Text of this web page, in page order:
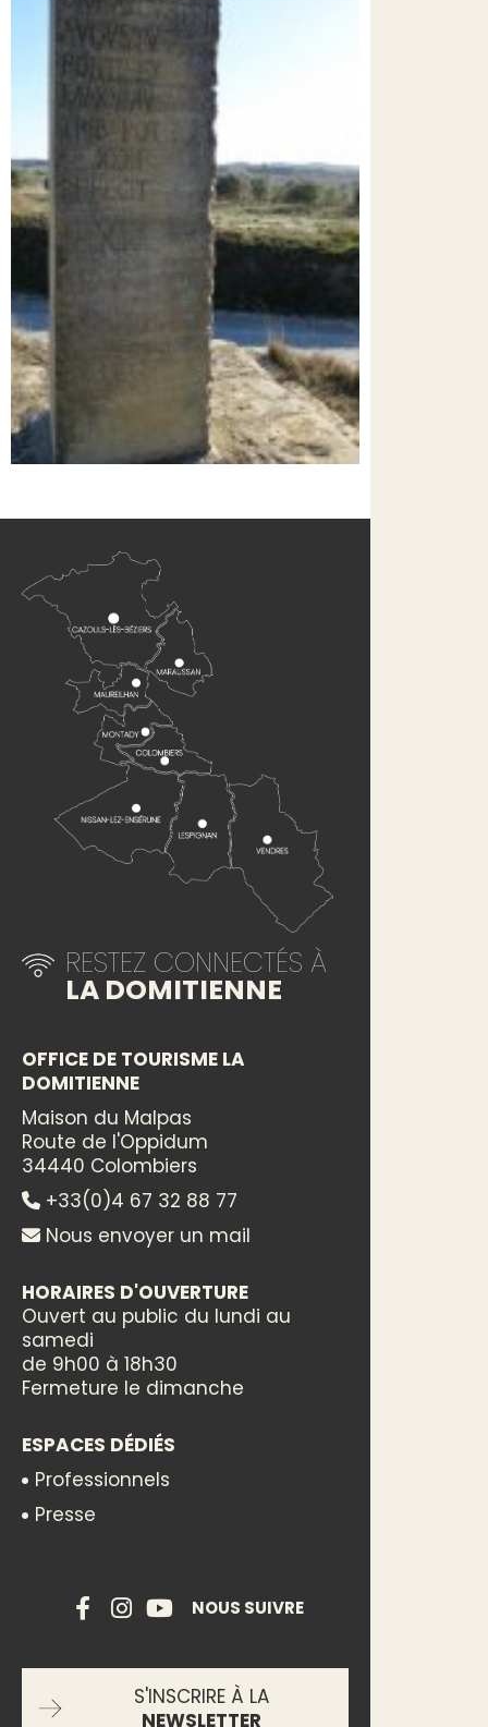
RESTEZ CONNECTÉS À
LA DOMITIENNE
OFFICE DE TOURISME LA
DOMITIENNE
Maison du Malpas
Route de l'Oppidum
34440 Colombiers
+33(0)4 67 32 88 77
Nous envoyer un mail
HORAIRES D'OUVERTURE
Ouvert au public du lundi au
samedi
de 9h00 à 18h30
Fermeture le dimanche
ESPACES DÉDIÉS
Professionnels
Presse
NOUS SUIVRE
S'INSCRIRE À LA
NEWSLETTER